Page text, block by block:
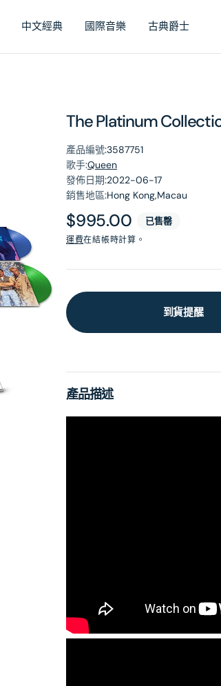
中文經典 國際音樂 古典爵士
The Platinum
產品編號:3587751
歌手:Queen
發佈日期:2022-06-17
銷售地區:Hong Kong,Macau
原
價
$995.00 已售罄
運費在結帳時計算。
到貨提醒
產品描述